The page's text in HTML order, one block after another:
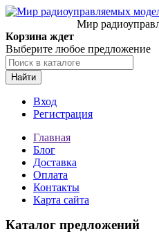
Мир
Корзина ждет
Выберите любое предложение
Найти
Вход
Регистрация
Главная
Блог
Доставка
Оплата
Контакты
Карта сайта
Каталог предложений